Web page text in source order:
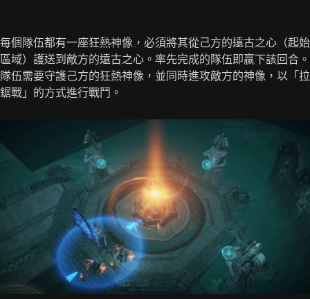
每個隊伍都有一座狂熱神像，必須將其從己方的遠古之心（起始
區域）護送到敵方的遠古之心。率先完成的隊伍即贏下該回合。
隊伍需要守護己方的狂熱神像，並同時進攻敵方的神像，以「拉
鋸戰」的方式進行戰鬥。